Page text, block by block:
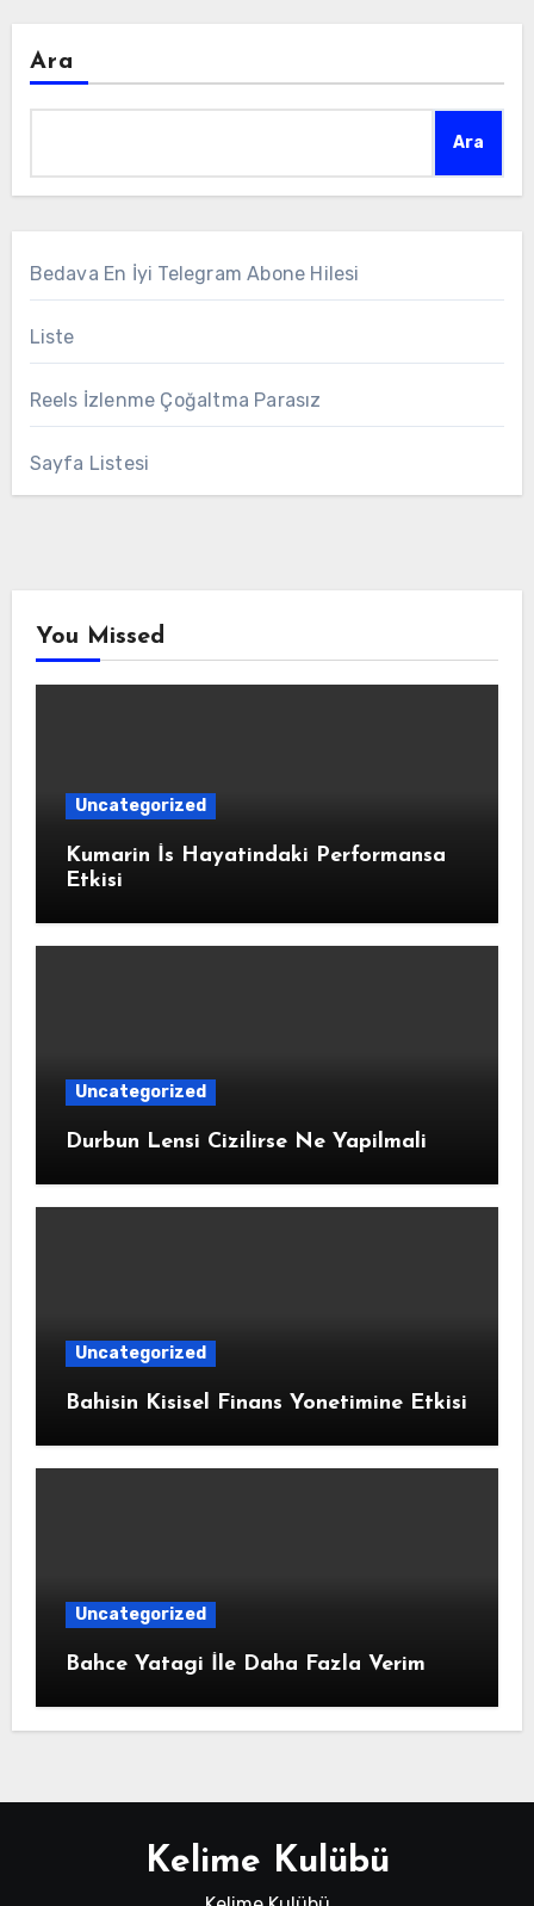
Ara
Ara
Bedava En İyi Telegram Abone Hilesi
Liste
Reels İzlenme Çoğaltma Parasız
Sayfa Listesi
You Missed
Uncategorized
Kumarin İs Hayatindaki Performansa
Etkisi
Uncategorized
Durbun Lensi Cizilirse Ne Yapilmali
Uncategorized
Bahisin Kisisel Finans Yonetimine Etkisi
Uncategorized
Bahce Yatagi İle Daha Fazla Verim
Kelime Kulübü